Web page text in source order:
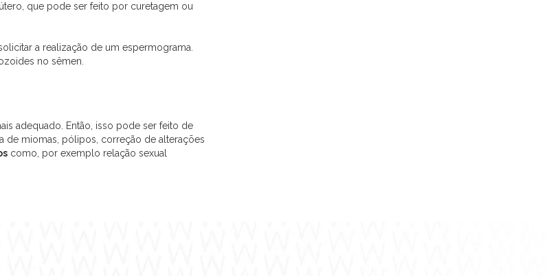
que pode ser feito por curetagem ou
a realização de um espermograma.
no sêmen.
adequado. Então, isso pode ser feito de
de miomas, pólipos, correção de alterações
como, por exemplo relação sexual